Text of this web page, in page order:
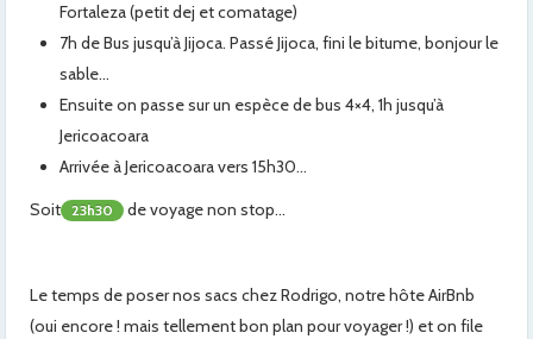
Fortaleza (petit dej et comatage)
7h de Bus jusqu’à Jijoca. Passé Jijoca, fini le bitume, bonjour le
sable…
Ensuite on passe sur un espèce de bus 4×4, 1h jusqu’à
Jericoacoara
Arrivée à Jericoacoara vers 15h30…
Soit
23h30 de voyage non stop…
Le temps de poser nos sacs chez Rodrigo, notre hôte AirBnb
(oui encore ! mais tellement bon plan pour voyager !) et on file